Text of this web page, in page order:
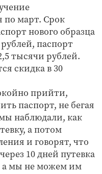
по март. Срок
нового образца
паспорт
тысячи рублей.
скидка в 30
прийти,
паспорт, не бегая
наблюдали, как
а потом
и говорят, что
10 дней путевка
а мы не можем им